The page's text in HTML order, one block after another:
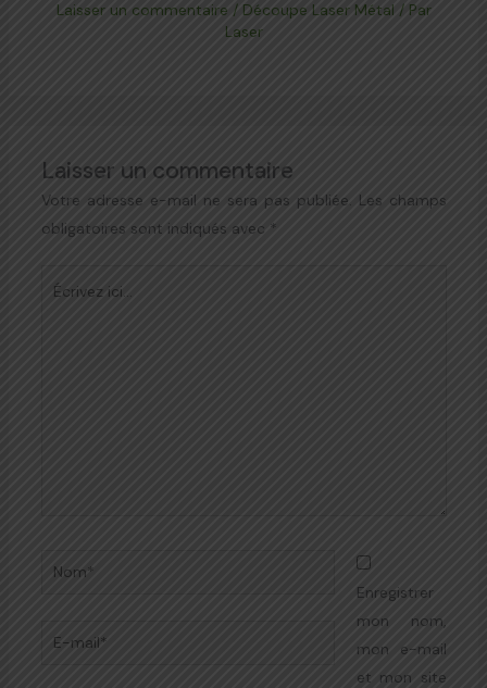
Laisser un commentaire / Découpe Laser Métal / Par
Laser
Laisser un commentaire
Votre adresse e-mail ne sera pas publiée. Les champs
obligatoires sont indiqués avec *
Écrivez
Nom*
E-
Enregistrer
mon nom,
mon e-mail
et mon site